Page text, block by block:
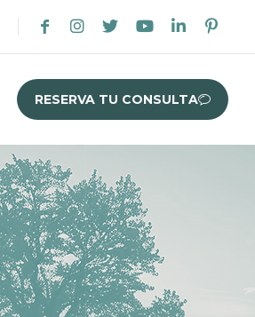
RESERVA TU CONSULTA